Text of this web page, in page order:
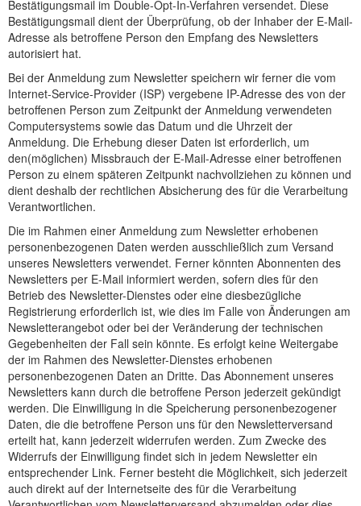
Bestätigungsmail im Double-Opt-In-Verfahren versendet. Diese
Bestätigungsmail dient der Überprüfung, ob der Inhaber der E-Mail-
Adresse als betroffene Person den Empfang des Newsletters
autorisiert hat.
Bei der Anmeldung zum Newsletter speichern wir ferner die vom
Internet-Service-Provider (ISP) vergebene IP-Adresse des von der
betroffenen Person zum Zeitpunkt der Anmeldung verwendeten
Computersystems sowie das Datum und die Uhrzeit der
Anmeldung. Die Erhebung dieser Daten ist erforderlich, um
den(möglichen) Missbrauch der E-Mail-Adresse einer betroffenen
Person zu einem späteren Zeitpunkt nachvollziehen zu können und
dient deshalb der rechtlichen Absicherung des für die Verarbeitung
Verantwortlichen.
Die im Rahmen einer Anmeldung zum Newsletter erhobenen
personenbezogenen Daten werden ausschließlich zum Versand
unseres Newsletters verwendet. Ferner könnten Abonnenten des
Newsletters per E-Mail informiert werden, sofern dies für den
Betrieb des Newsletter-Dienstes oder eine diesbezügliche
Registrierung erforderlich ist, wie dies im Falle von Änderungen am
Newsletterangebot oder bei der Veränderung der technischen
Gegebenheiten der Fall sein könnte. Es erfolgt keine Weitergabe
der im Rahmen des Newsletter-Dienstes erhobenen
personenbezogenen Daten an Dritte. Das Abonnement unseres
Newsletters kann durch die betroffene Person jederzeit gekündigt
werden. Die Einwilligung in die Speicherung personenbezogener
Daten, die die betroffene Person uns für den Newsletterversand
erteilt hat, kann jederzeit widerrufen werden. Zum Zwecke des
Widerrufs der Einwilligung findet sich in jedem Newsletter ein
entsprechender Link. Ferner besteht die Möglichkeit, sich jederzeit
auch direkt auf der Internetseite des für die Verarbeitung